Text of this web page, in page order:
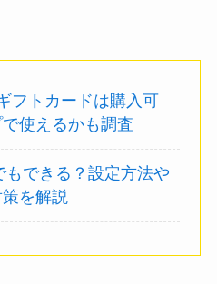
フトカードは購入可
使えるかも調査
できる？設定方法や
を解説